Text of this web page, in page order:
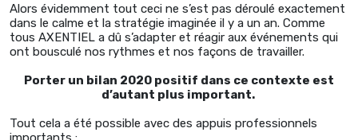
Alors évidemment tout ceci ne s’est pas déroulé exactement
dans le calme et la stratégie imaginée il y a un an. Comme
tous AXENTIEL a dû s’adapter et réagir aux événements qui
ont bousculé nos rythmes et nos façons de travailler.
Porter un bilan 2020 positif dans ce contexte est
d’autant plus important.
Tout cela a été possible avec des appuis professionnels